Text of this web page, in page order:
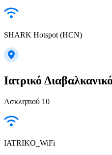
SHARK Hotspot (HCN)
Ιατρικό
Ασκληπιού 10
IATRIKO_WiFi